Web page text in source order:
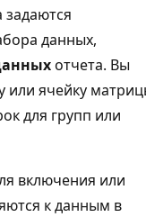
задаются
данных,
отчета. Вы
или ячейку
для групп или
включения или
к данным в